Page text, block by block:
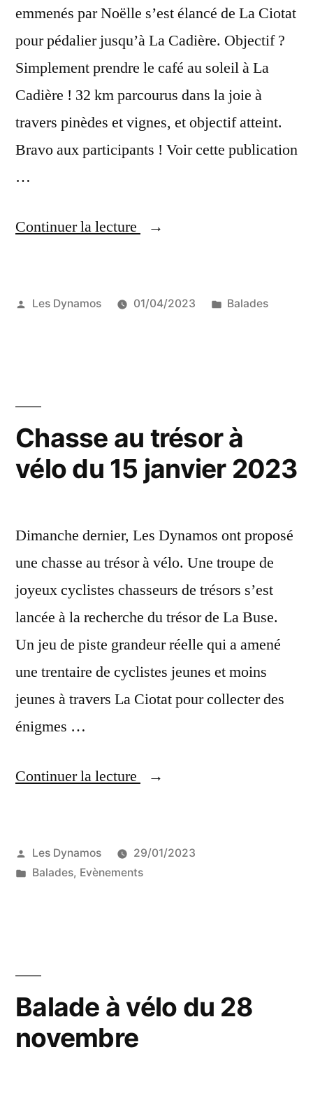
emmenés par Noëlle s’est élancé de La Ciotat
pour pédalier jusqu’à La Cadière. Objectif ?
Simplement prendre le café au soleil à La
Cadière ! 32 km parcourus dans la joie à
travers pinèdes et vignes, et objectif atteint.
Bravo aux participants ! Voir cette publication
…
Continuer la lecture
« C’était
mars
La
Cadière
Publié
Les Dynamos 01/04/2023
Publié
Balades
Chasse au trésor à
vélo du 15 janvier 2023
Dimanche dernier, Les Dynamos ont proposé
une chasse au trésor à vélo. Une troupe de
joyeux cyclistes chasseurs de trésors s’est
lancée à la recherche du trésor de La Buse.
Un jeu de piste grandeur réelle qui a amené
une trentaire de cyclistes jeunes et moins
jeunes à travers La Ciotat pour collecter des
énigmes …
Continuer la lecture
« Chasse
à
2023 »
Publié
par
Les Dynamos
29/01/2023
Publié
Balades, Evènements
Balade à vélo du 28
novembre